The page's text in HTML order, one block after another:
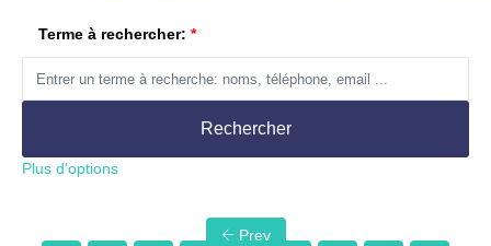
Terme à rechercher:
Rechercher
Plus d'options
Prev